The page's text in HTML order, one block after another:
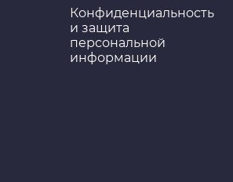
Конфиденциальность
и защита
персональной
информации